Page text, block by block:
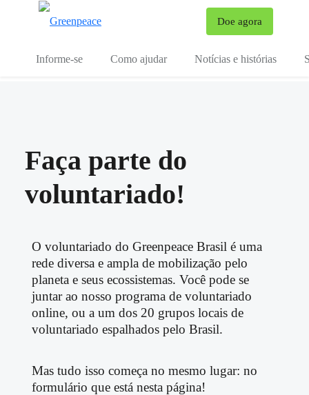
Doe agora
Informe-se Como ajudar Notícias e histórias
Faça parte do
voluntariado!
O voluntariado do Greenpeace Brasil é uma
rede diversa e ampla de mobilização pelo
planeta e seus ecossistemas. Você pode se
juntar ao nosso programa de voluntariado
online, ou a um dos 20 grupos locais de
voluntariado espalhados pelo Brasil.
Mas tudo isso começa no mesmo lugar: no
formulário que está nesta página!